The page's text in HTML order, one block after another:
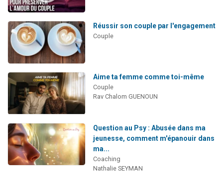
Réussir son couple par l'engagement
Couple
Aime ta femme comme toi-même
Couple
Rav Chalom GUENOUN
Question au Psy : Abusée dans ma
jeunesse, comment m'épanouir dans
ma...
Coaching
Nathalie SEYMAN